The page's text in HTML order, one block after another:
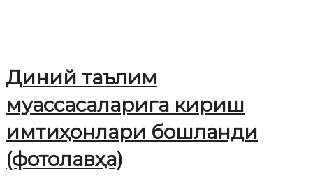
Диний таълим
муассасаларига кириш
имтиҳонлари бошланди
(фотолавҳа)